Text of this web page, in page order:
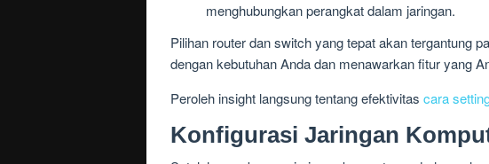
menghubungkan perangkat dalam jaringan.
Pilihan router dan switch yang tepat akan tergantung
dengan kebutuhan Anda dan menawarkan fitur yang
Peroleh insight langsung tentang efektivitas cara
Konfigurasi Jaringan